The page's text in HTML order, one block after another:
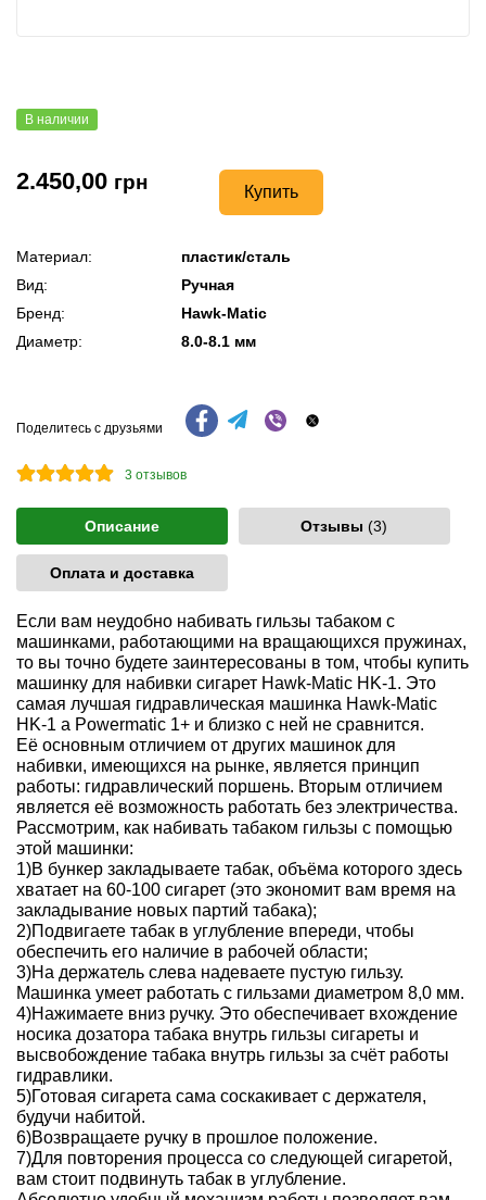
В наличии
2.450,00 грн Купить
Материал:
пластик/сталь
Вид:
Ручная
Бренд:
Hawk-Matic
Диаметр:
8.0-8.1 мм
Поделитесь с друзьями
3 отзывов
Описание Отзывы(3)
Оплата и доставка
Если вам неудобно набивать гильзы табаком с
машинками, работающими на вращающихся пружинах,
то вы точно будете заинтересованы в том, чтобы купить
машинку для набивки сигарет Hawk-Matic HK-1. Это
самая лучшая гидравлическая машинка Hawk-Matic
HK-1 а Powermatic 1+ и близко с ней не сравнится.
Её основным отличием от других машинок для
набивки, имеющихся на рынке, является принцип
работы: гидравлический поршень. Вторым отличием
является её возможность работать без электричества.
Рассмотрим, как набивать табаком гильзы с помощью
этой машинки:
1)В бункер закладываете табак, объёма которого здесь
хватает на 60-100 сигарет (это экономит вам время на
закладывание новых партий табака);
2)Подвигаете табак в углубление впереди, чтобы
обеспечить его наличие в рабочей области;
3)На держатель слева надеваете пустую гильзу.
Машинка умеет работать с гильзами диаметром 8,0 мм.
4)Нажимаете вниз ручку. Это обеспечивает вхождение
носика дозатора табака внутрь гильзы сигареты и
высвобождение табака внутрь гильзы за счёт работы
гидравлики.
5)Готовая сигарета сама соскакивает с держателя,
будучи набитой.
6)Возвращаете ручку в прошлое положение.
7)Для повторения процесса со следующей сигаретой,
вам стоит подвинуть табак в углубление.